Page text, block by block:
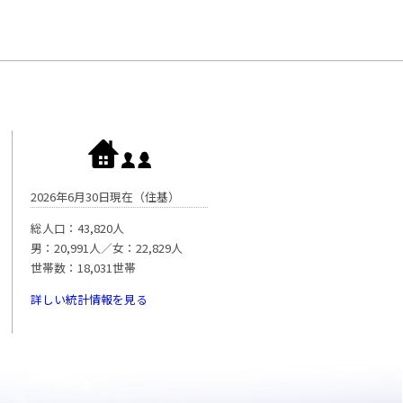
2026年6月30日現在（住基）
総人口：43,820人
男：20,991人／女：22,829人
世帯数：18,031世帯
詳しい統計情報を見る